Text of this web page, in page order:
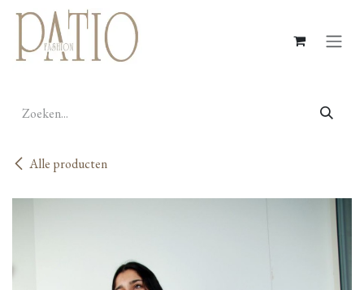
Overslaan naar inhoud
Alle producten